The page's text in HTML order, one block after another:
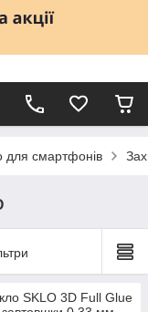
для смартфонів
SKLO 3D Full Glue